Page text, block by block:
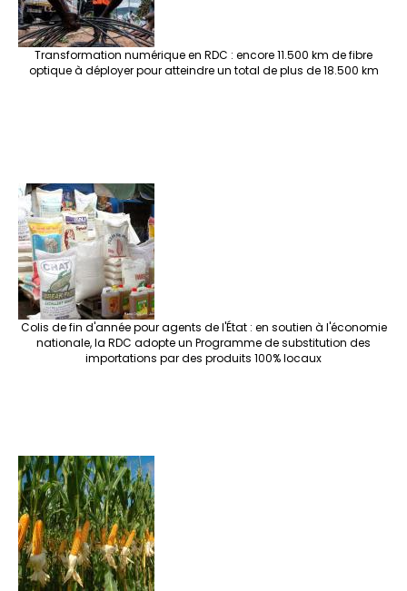
Transformation numérique en RDC : encore 11.500 km de fibre
optique à déployer pour atteindre un total de plus de 18.500 km
Colis de fin d'année pour agents de l'État : en soutien à l'économie
nationale, la RDC adopte un Programme de substitution des
importations par des produits 100% locaux